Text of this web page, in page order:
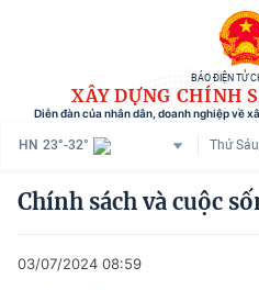
BÁO ĐIỆN TỬ
XÂY DỰNG CHÍNH
Diễn đàn của nhân dân, doanh nghiệp về
HN 23°-32° Thứ
Danh mục
Chính sách và cuộc
03/07/2024 08:59